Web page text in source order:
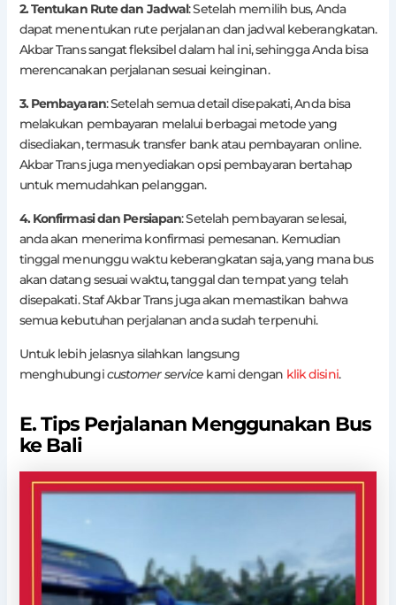
2. Tentukan Rute dan Jadwal: Setelah memilih bus, Anda
dapat menentukan rute perjalanan dan jadwal keberangkatan.
Akbar Trans sangat fleksibel dalam hal ini, sehingga Anda bisa
merencanakan perjalanan sesuai keinginan.
3. Pembayaran: Setelah semua detail disepakati, Anda bisa
melakukan pembayaran melalui berbagai metode yang
disediakan, termasuk transfer bank atau pembayaran online.
Akbar Trans juga menyediakan opsi pembayaran bertahap
untuk memudahkan pelanggan.
4. Konfirmasi dan Persiapan: Setelah pembayaran selesai,
anda akan menerima konfirmasi pemesanan. Kemudian
tinggal menunggu waktu keberangkatan saja, yang mana bus
akan datang sesuai waktu, tanggal dan tempat yang telah
disepakati. Staf Akbar Trans juga akan memastikan bahwa
semua kebutuhan perjalanan anda sudah terpenuhi.
Untuk lebih jelasnya silahkan langsung
menghubungicustomer service kami dengan klik disini.
E. Tips Perjalanan Menggunakan Bus
ke Bali